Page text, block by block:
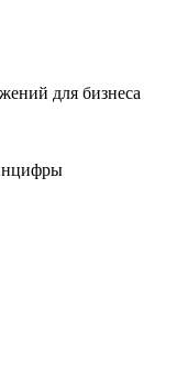
для бизнеса